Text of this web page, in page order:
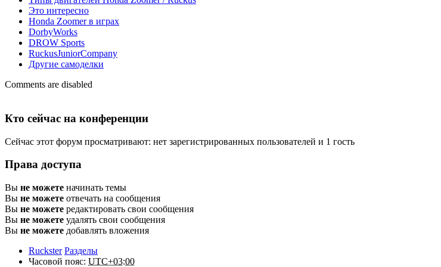
Это интересно
Honda Zoomer в играх
DorbyWorks
DROW Sports
RuckusJuniorCompany
Другие самоделки
Comments are disabled
Кто сейчас на конференции
Сейчас этот форум просматривают: нет зарегистрированных пользователей и 1 гость
Права доступа
Вы не можете начинать темы
Вы не можете отвечать на сообщения
Вы не можете редактировать свои сообщения
Вы не можете удалять свои сообщения
Вы не можете добавлять вложения
Ruckster Разделы
Часовой пояс: UTC+03:00